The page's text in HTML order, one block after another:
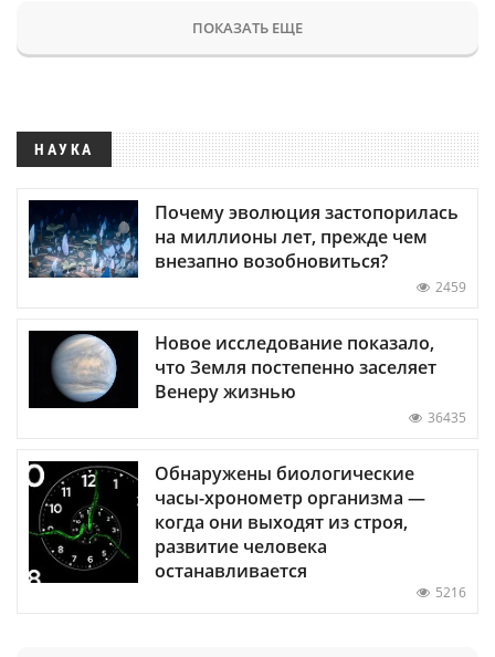
ПОКАЗАТЬ ЕЩЕ
НАУКА
Почему эволюция застопорилась
на миллионы лет, прежде чем
внезапно возобновиться?
2459
Новое исследование показало,
что Земля постепенно заселяет
Венеру жизнью
36435
Обнаружены биологические
часы-хронометр организма —
когда они выходят из строя,
развитие человека
останавливается
5216